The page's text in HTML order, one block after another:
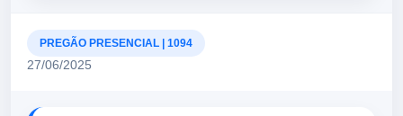
PREGÃO PRESENCIAL | 1094
27/06/2025